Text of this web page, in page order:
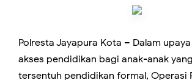
Polresta Jayapura Kota – Dalam
akses pendidikan bagi anak-anak
tersentuh pendidikan formal, Operasi